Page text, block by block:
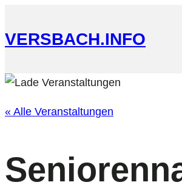
VERSBACH.INFO
« Alle Veranstaltungen